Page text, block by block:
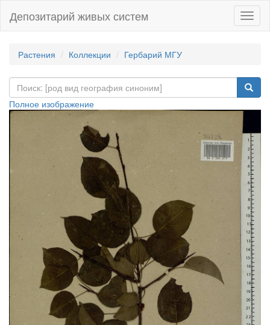
Депозитарий живых систем
Растения Коллекции Гербарий МГУ
Полное изображение